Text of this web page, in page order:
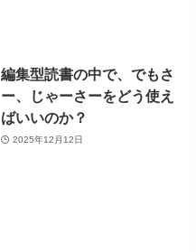
編集型読書の中で、でもさ
ー、じゃーさーをどう使え
ばいいのか？
2025年12月12日